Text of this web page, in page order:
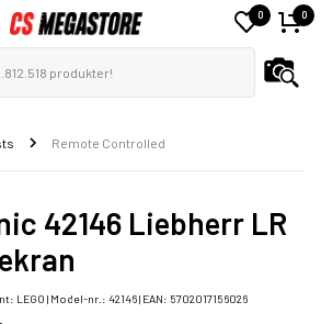
0 0
Remote Controlled
42146 Liebherr LR
LEGO | Model-nr.: 42146| EAN: 5702017156026